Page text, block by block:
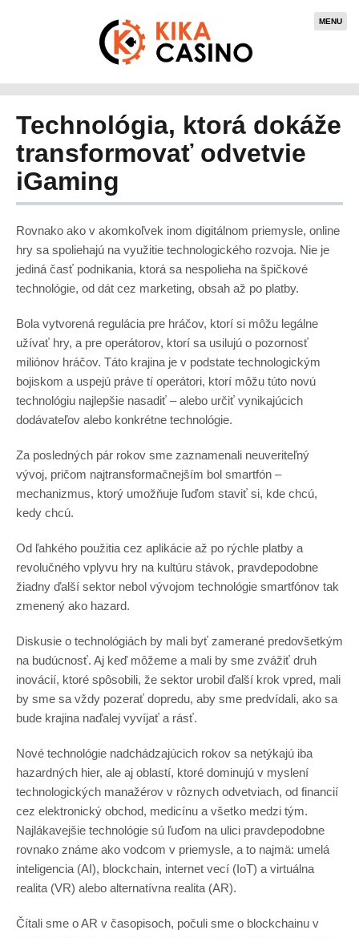
MENU
Technológia, ktorá dokáže
transformovať odvetvie
iGaming
Rovnako ako v akomkoľvek inom digitálnom priemysle, online
hry sa spoliehajú na využitie technologického rozvoja. Nie je
jediná časť podnikania, ktorá sa nespolieha na špičkové
technológie, od dát cez marketing, obsah až po platby.
Bola vytvorená regulácia pre hráčov, ktorí si môžu legálne
užívať hry, a pre operátorov, ktorí sa usilujú o pozornosť
miliónov hráčov. Táto krajina je v podstate technologickým
bojiskom a uspejú práve tí operátori, ktorí môžu túto novú
technológiu najlepšie nasadiť – alebo určiť vynikajúcich
dodávateľov alebo konkrétne technológie.
Za posledných pár rokov sme zaznamenali neuveriteľný
vývoj, pričom najtransformačnejším bol smartfón –
mechanizmus, ktorý umožňuje ľuďom staviť si, kde chcú,
kedy chcú.
Od ľahkého použitia cez aplikácie až po rýchle platby a
revolučného vplyvu hry na kultúru stávok, pravdepodobne
žiadny ďalší sektor nebol vývojom technológie smartfónov tak
zmenený ako hazard.
Diskusie o technológiách by mali byť zamerané predovšetkým
na budúcnosť. Aj keď môžeme a mali by sme zvážiť druh
inovácií, ktoré spôsobili, že sektor urobil ďalší krok vpred, mali
by sme sa vždy pozerať dopredu, aby sme predvídali, ako sa
bude krajina naďalej vyvíjať a rásť.
Nové technológie nadchádzajúcich rokov sa netýkajú iba
hazardných hier, ale aj oblastí, ktoré dominujú v myslení
technologických manažérov v rôznych odvetviach, od financií
cez elektronický obchod, medicínu a všetko medzi tým.
Najlákavejšie technológie sú ľuďom na ulici pravdepodobne
rovnako známe ako vodcom v priemysle, a to najmä: umelá
inteligencia (AI), blockchain, internet vecí (IoT) a virtuálna
realita (VR) alebo alternatívna realita (AR).
Čítali sme o AR v časopisoch, počuli sme o blockchainu v